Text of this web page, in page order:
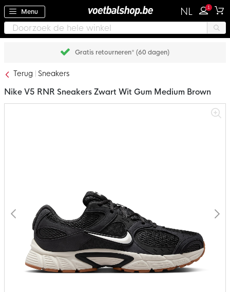
Menu NL 1
Gratis retourneren* (60 dagen)
Terug Sneakers
Nike V5 RNR Sneakers Zwart Wit Gum Medium Brown